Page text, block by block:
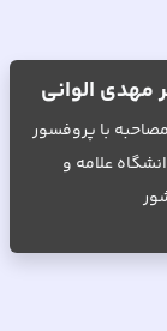
مهدی الوانی
با پروفسور
علامه و